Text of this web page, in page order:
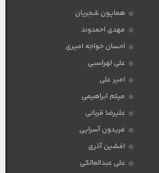
همایون شجریان
مهدی احمدوند
احسان خواجه امیری
علی لهراسبی
امیر علی
میثم ابراهیمی
علیرضا قربانی
فریدون آسرایی
افشین آذری
علی عبدالمالکی